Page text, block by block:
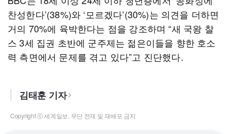
찬성한다’(38%)와 ‘모르겠다’(30%)는 의견을 더하면
거의 70%에 육박한다는 점을 강조하며 “새 국왕 찰
스 3세 집권 초반에 군주제는 젊은이들을 향한 호소
력 측면에서 문제를 겪고 있다”고 진단했다.
김태훈 기자
Copyright ⓒ 세계일보. 무단 전재 및 재배포 금지